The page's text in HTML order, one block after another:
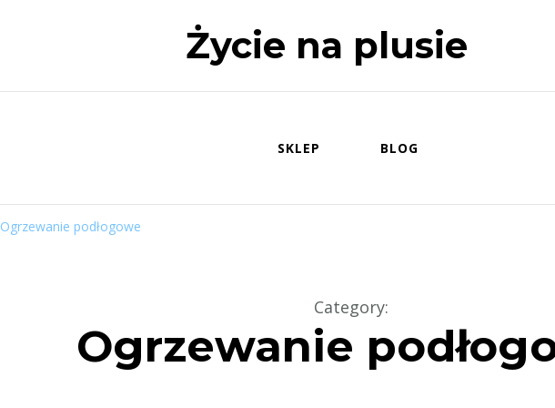
Życie na plusie
SKLEP BLOG
Ogrzewanie podłogowe
Category:
Ogrzewanie